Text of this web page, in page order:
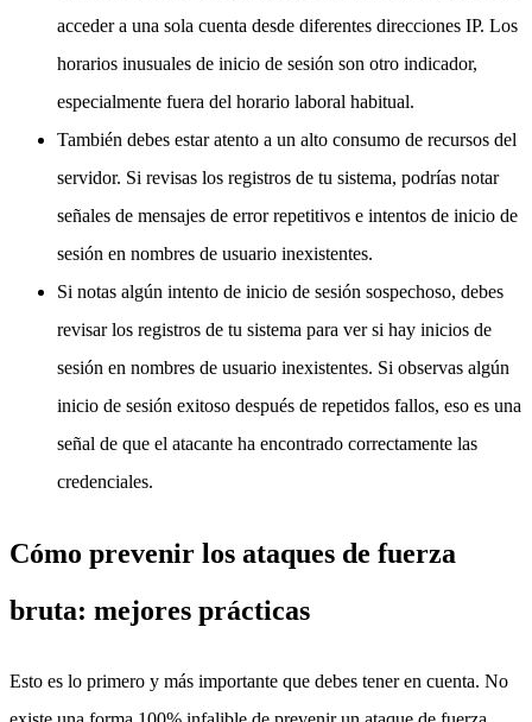
acceder a una sola cuenta desde diferentes direcciones IP. Los
horarios inusuales de inicio de sesión son otro indicador,
especialmente fuera del horario laboral habitual.
También debes estar atento a un alto consumo de recursos del
servidor. Si revisas los registros de tu sistema, podrías notar
señales de mensajes de error repetitivos e intentos de inicio de
sesión en nombres de usuario inexistentes.
Si notas algún intento de inicio de sesión sospechoso, debes
revisar los registros de tu sistema para ver si hay inicios de
sesión en nombres de usuario inexistentes. Si observas algún
inicio de sesión exitoso después de repetidos fallos, eso es una
señal de que el atacante ha encontrado correctamente las
credenciales.
Cómo prevenir los ataques de fuerza
bruta: mejores prácticas
Esto es lo primero y más importante que debes tener en cuenta. No